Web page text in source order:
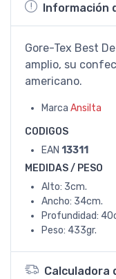
Información
Gore-Tex Best
amplio, su
americano.
Marca Ansilta
CODIGOS
EAN 13311
MEDIDAS / PESO
Alto: 3cm.
Ancho: 34cm.
Profundidad:
Peso: 433gr.
Calculadora